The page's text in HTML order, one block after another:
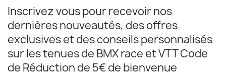
Inscrivez vous pour recevoir nos
dernières nouveautés, des offres
exclusives et des conseils personnalisés
sur les tenues de BMX race et VTT Code
de Réduction de 5€ de bienvenue